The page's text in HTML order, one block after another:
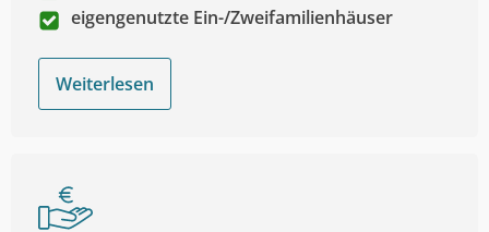
eigengenutzte Ein-/Zweifamilienhäuser
Weiterlesen